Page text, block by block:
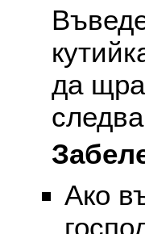
да
Ако